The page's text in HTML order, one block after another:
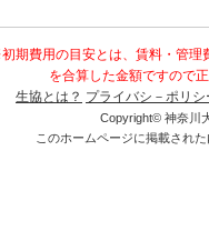
期費用の目安とは、賃料・管理
を合算した金額ですので
生協とは？ プライバシ－ポリシ
Copyright© 神奈川
このホームページに掲載され